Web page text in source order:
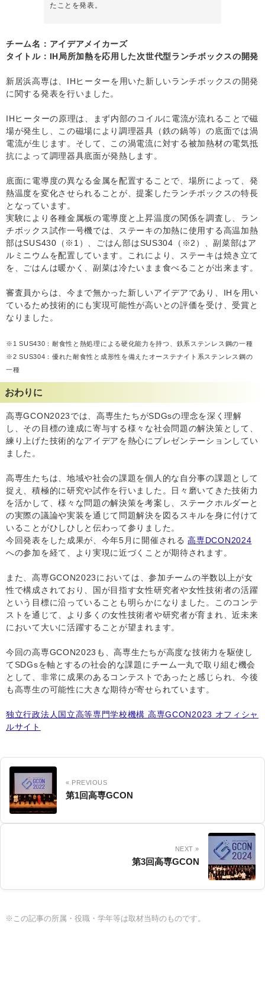
たことを発表。
チーム名：アイデアメイカーズ
タイトル：IH局所加熱を応用した次世代型ランチボックスの開発
新居浜高専は、IHヒーターを用いた新しいランチボックスの開発
に関する発表を行いました。
IHヒーターの原理は、まず内部のコイルに電流が流れることで磁
場が発生し、この磁場により調理器具（鉄の鍋等）の底面では渦
電流が生じます。そして、この渦電流に対する被加熱材の電気抵
抗によって調理器具底面が発熱します。
底面に電導度の異なる金属を配置することで、場所によって、発
熱温度を変化させられることが、提案したランチボックスの特長
となっています。
実験により各種金属板の電導度と上昇温度の関係を調査し、ラン
チボックス試作一号機では、ステーキの加熱に使用する高温加熱
部はSUS430（※1）、ごはん部はSUS304（※2）、副菜部はア
ルミニウムを配置しています。これにより、ステーキは焼き立て
を、ごはんは暖かく、副菜は冷たいまま食べることが出来ます。
審査員からは、今まで無かった新しいアイデアであり、IHを用い
ているため技術的にも実現可能性が高いとの評価を受け、受賞と
なりました。
※1 SUS430：耐食性と熱処理による硬化能力を持つ、鉄系ステンレス鋼の一種
※2 SUS304：優れた耐食性と成形性を備えたオーステナイト系ステンレス鋼の
一種
おわりに
高専GCON2023では、高専生たちがSDGsの理念を深く理解
し、その目標の達成に寄与する様々な社会問題の解決策として、
練り上げた技術的なアイデアを熱心にプレゼンテーションしてい
ました。
高専生たちは、地域や社会の課題を個人的な自分事の課題として
捉え、積極的に研究や試作を行いました。日々磨いてきた技術力
を活かして、様々な問題の解決策を考案し、ステークホルダーと
の実際の議論や実装を通じて問題解決を図るスキルを身に付けて
いることがひしひしと伝わって参りました。
今回発表をした成果が、今年5月に開催される高専DCON2024
への参加を経て、より実現に近づくことが期待されます。
また、高専GCON2023においては、参加チームの半数以上が女
性で構成されており、国が目指す女性研究者や女性技術者の活躍
という目標に沿っていることも明らかになりました。このコンテ
ストを通じて、より多くの女性技術者や研究者が育まれ、近未来
において大いに活躍することが望まれます。
今回の高専GCON2023も、高専生たちが高度な技術力を駆使し
てSDGsを軸とするの社会的な課題にチーム一丸で取り組む機会
として、非常に成果のあるコンテストであったと感じられ、今後
も高専生の可能性に大きな期待が寄せられています。
独立行政法人国立高等専門学校機構 高専GCON2023 オフィシャ
ルサイト
« PREVIOUS
第1回高専GCON
NEXT »
第3回高専GCON
※この記事の所属・役職・学年等は取材当時のものです。